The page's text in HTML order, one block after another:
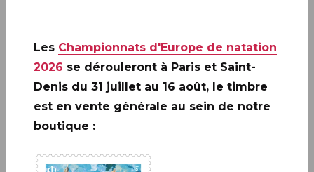
EN SAVOIR PLUS
Les Championnats d'Europe de natation
2026 se dérouleront à Paris et Saint-
Denis du 31 juillet au 16 août, le timbre
est en vente générale au sein de notre
boutique :